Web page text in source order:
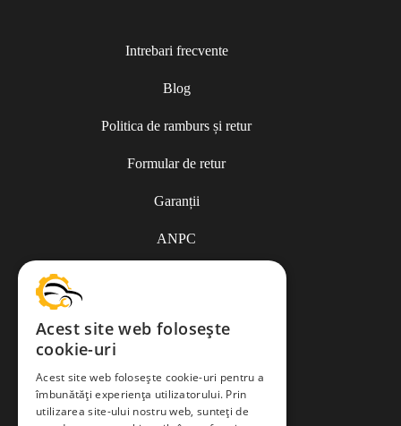
Intrebari frecvente
Blog
Politica de ramburs și retur
Formular de retur
Garanții
ANPC
Termeni și condiții
Politica de confidențialitate
Acest site web folosește
cookie-uri
Acest site web folosește cookie-uri pentru a
îmbunătăți experiența utilizatorului. Prin
utilizarea site-ului nostru web, sunteți de